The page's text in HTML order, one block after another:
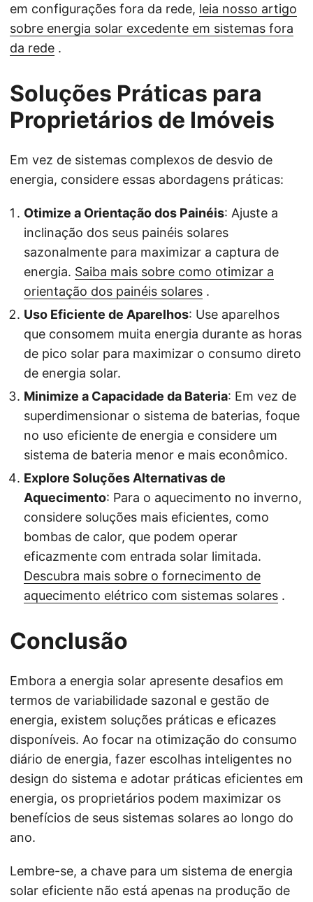
em configurações fora da rede, leia nosso artigo
sobre energia solar excedente em sistemas fora
da rede .
Soluções Práticas para
Proprietários de Imóveis
Em vez de sistemas complexos de desvio de
energia, considere essas abordagens práticas:
Otimize a Orientação dos Painéis: Ajuste a
inclinação dos seus painéis solares
sazonalmente para maximizar a captura de
energia. Saiba mais sobre como otimizar a
orientação dos painéis solares .
Uso Eficiente de Aparelhos: Use aparelhos
que consomem muita energia durante as horas
de pico solar para maximizar o consumo direto
de energia solar.
Minimize a Capacidade da Bateria: Em vez de
superdimensionar o sistema de baterias, foque
no uso eficiente de energia e considere um
sistema de bateria menor e mais econômico.
Explore Soluções Alternativas de
Aquecimento: Para o aquecimento no inverno,
considere soluções mais eficientes, como
bombas de calor, que podem operar
eficazmente com entrada solar limitada.
Descubra mais sobre o fornecimento de
aquecimento elétrico com sistemas solares .
Conclusão
Embora a energia solar apresente desafios em
termos de variabilidade sazonal e gestão de
energia, existem soluções práticas e eficazes
disponíveis. Ao focar na otimização do consumo
diário de energia, fazer escolhas inteligentes no
design do sistema e adotar práticas eficientes em
energia, os proprietários podem maximizar os
benefícios de seus sistemas solares ao longo do
ano.
Lembre-se, a chave para um sistema de energia
solar eficiente não está apenas na produção de